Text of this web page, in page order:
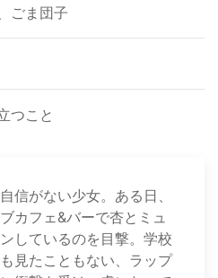
ごま団子
つこと
信がない少女。ある日、
カフェ&バーで杏とミュ
しているのを目撃。学校
見たこともない、ラップ